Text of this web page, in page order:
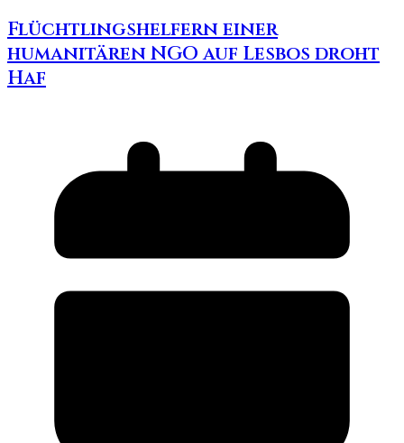
Flüchtlingshelfern einer
humanitären NGO auf Lesbos droht
Haf